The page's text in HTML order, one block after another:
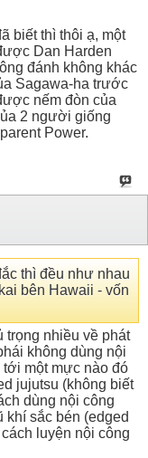
biết thì thôi ạ, một
Dan Harden
đánh không khác
Sagawa-ha trước
nếm đòn của
2 người giống
Power.
thì đều như nhau
bên Hawaii - vốn
trọng nhiều về phát
không dùng nội
một mực nào đó
jujutsu (không biết
dùng nội công
khí sắc bén (edged
luyện nội công